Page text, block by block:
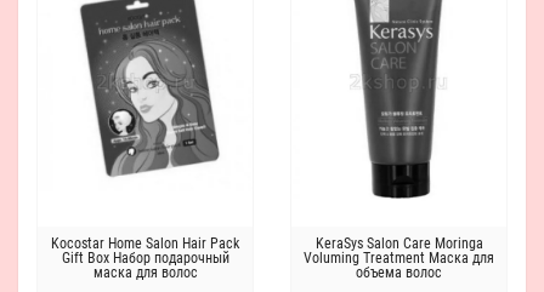
Kocostar Home Salon Hair Pack
Gift Box Набор подарочный
маска для волос
KeraSys Salon Care Moringa
Voluming Treatment Маска для
объема волос